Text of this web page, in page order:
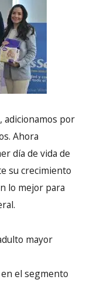
adicionamos por
Ahora
día de vida de
su crecimiento
lo mejor para
mayor
el segmento